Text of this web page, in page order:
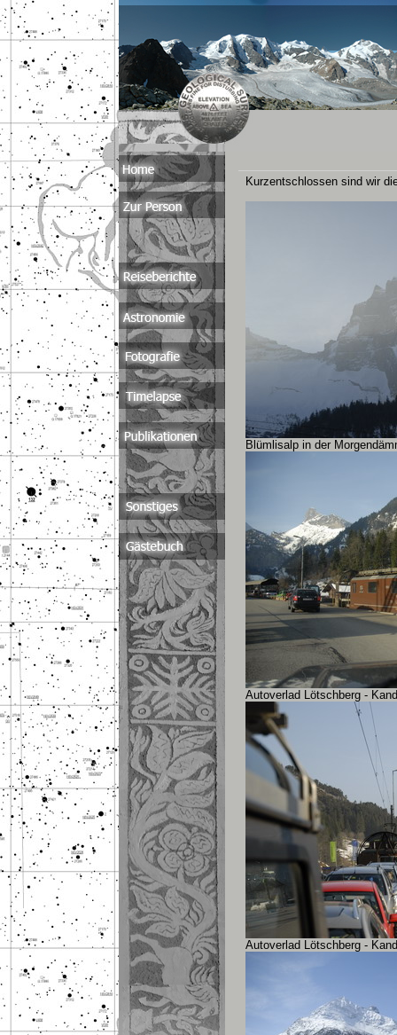
Kurzentschlossen sind wir
Blümlisalp in der
Autoverlad Lötschberg -
Autoverlad Lötschberg -